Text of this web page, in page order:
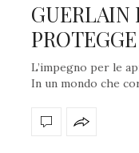
GUERLAIN
PROTEGGE
L’impegno per le
In un mondo che